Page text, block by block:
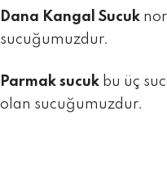
Dana Kangal Sucuk
sucuğumuzdur.
Parmak sucuk bu üç
olan sucuğumuzdur.